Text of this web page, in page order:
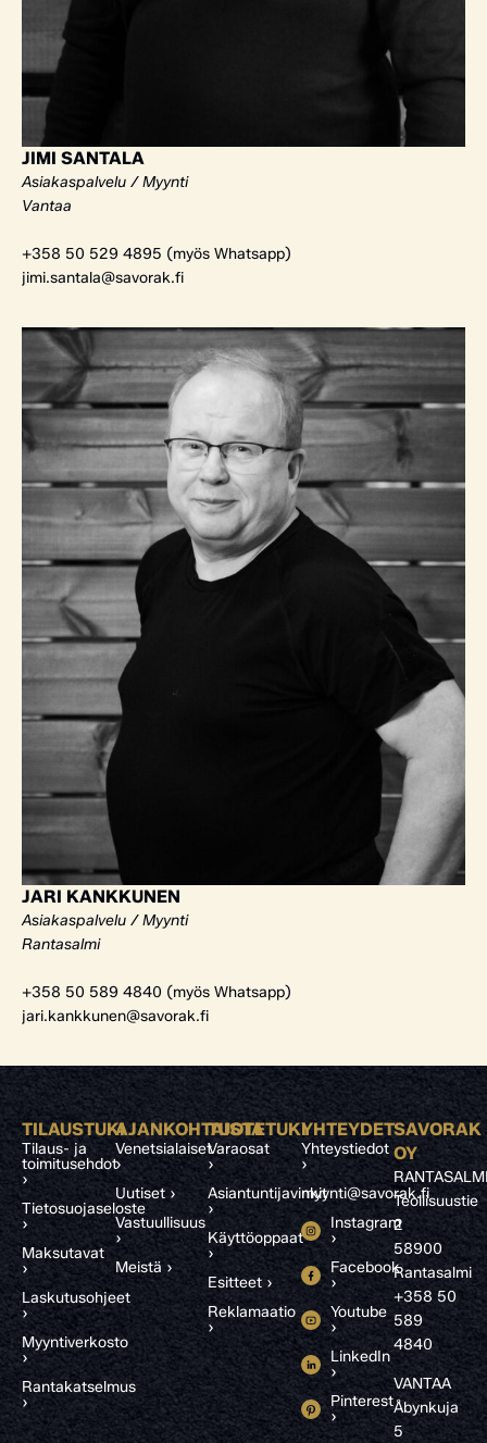
JIMI SANTALA
Asiakaspalvelu / Myynti
Vantaa
+358 50 529 4895 (myös Whatsapp)
jimi.santala@savorak.fi
JARI KANKKUNEN
Asiakaspalvelu / Myynti
Rantasalmi
+358 50 589 4840 (myös Whatsapp)
jari.kankkunen@savorak.fi
TILAUSTUKI
Tilaus- ja
toimitusehdot
›
Tietosuojaseloste
›
Maksutavat
›
Laskutusohjeet
›
Myyntiverkosto
›
Rantakatselmus
›
AJANKOHTAISTA
Venetsialaiset
›
Uutiset ›
Vastuullisuus
›
Meistä ›
TUOTETUKI
Varaosat
›
Asiantuntijavinkit
›
Käyttöoppaat
›
Esitteet ›
Reklamaatio
›
YHTEYDET
Yhteystiedot
›
myynti@savorak.fi
Instagram
›
Facebook
›
Youtube
›
LinkedIn
›
Pinterest
›
SAVORAK
OY
Teollisuustie
2
58900
Rantasalmi
+358 50
589
4840
VANTAA
Åbynkuja
5